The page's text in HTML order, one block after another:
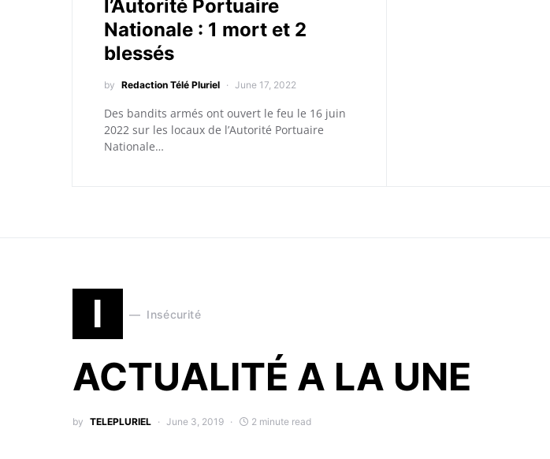
l’Autorité Portuaire
Nationale : 1 mort et 2
blessés
by Redaction Télé Pluriel June 17, 2022
Des bandits armés ont ouvert le feu le 16 juin
2022 sur les locaux de l’Autorité Portuaire
Nationale…
I Insécurité
ACTUALITÉ A LA UNE
by TELEPLURIEL June 3, 2019 2 minute read